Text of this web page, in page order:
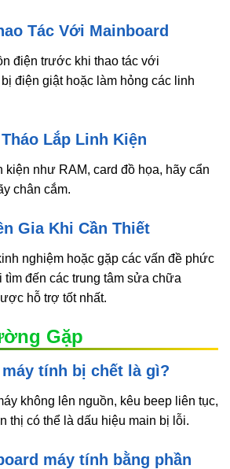
Tác Với Mainboard
điện trước khi thao tác với
điện giật hoặc làm hỏng các linh
Lắp Linh Kiện
kiện như RAM, card đồ họa, hãy cẩn
chân cắm.
Gia Khi Cần Thiết
nghiệm hoặc gặp các vấn đề phức
tìm đến các trung tâm sửa chữa
hỗ trợ tốt nhất.
Gặp
tính bị chết là gì?
không lên nguồn, kêu beep liên tục,
thị có thể là dấu hiệu main bị lỗi.
máy tính bằng phần